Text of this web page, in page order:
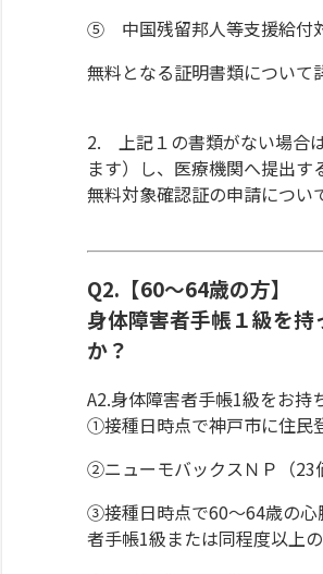
⑤ 中国残留邦人等支援給付
無料となる証明書類について
2. 上記１の書類がない場合
ます）し、医療機関へ提出す
無料対象確認証の申請につい
Q2.【60～64歳の方】
身体障害者手帳１級を
か？
A2.身体障害者手帳1級をお
①接種日時点で神戸市に住民
②ニューモバックスＮＰ（23
③接種日時点で60～64歳の心
者手帳1級または同程度以上